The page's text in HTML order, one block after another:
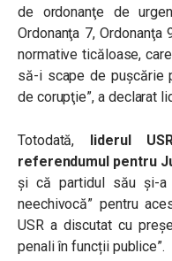
de ordonanţe de
Ordonanţa 7,
normative ticăloase,
să-i scape de puşcărie
de corupţie”, a declarat
Totodată, liderul
referendumul pentru
și că partidul său și-a
neechivocă” pentru
USR a discutat cu
penali în funcții publice”.